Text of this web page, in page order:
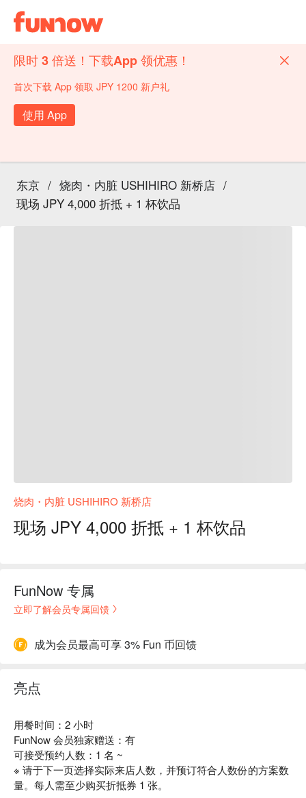
限时 3 倍送！下载App 领优惠！
首次下载 App 领取 JPY 1200 新户礼
使用 App
东京 / 烧肉・内脏 USHIHIRO 新桥店 /
现场 JPY 4,000 折抵 + 1 杯饮品
烧肉・内脏 USHIHIRO 新桥店
现场 JPY 4,000 折抵 + 1 杯饮品
FunNow 专属
立即了解会员专属回馈
成为会员最高可享 3% Fun 币回馈
亮点
用餐时间：2 小时
FunNow 会员独家赠送：有
可接受预约人数：1 名 ~
※ 请于下一页选择实际来店人数，并预订符合人数份的方案数
量。每人需至少购买折抵券 1 张。